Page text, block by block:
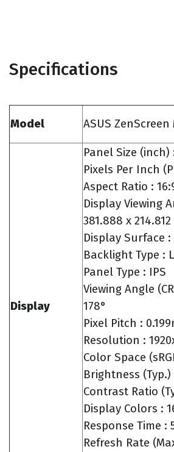
Specifications
Model ASUS ZenScreen
Display
Panel Size (inch)
Pixels Per Inch
Aspect Ratio :
Display Viewing
381.888 x
Display Surface
Backlight Type :
Panel Type : IPS
Viewing Angle
178°
Pixel Pitch :
Resolution :
Color Space
Brightness
Contrast Ratio
Display Colors :
Response Time :
Refresh Rate